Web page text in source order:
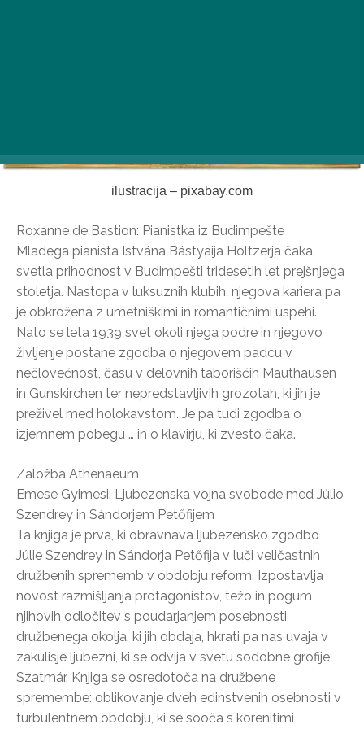
ilustracija – pixabay.com
Roxanne de Bastion: Pianistka iz Budimpešte
Mladega pianista Istvána Bástyaija Holtzerja čaka
svetla prihodnost v Budimpešti tridesetih let prejšnjega
stoletja. Nastopa v luksuznih klubih, njegova kariera pa
je obkrožena z umetniškimi in romantičnimi uspehi.
Nato se leta 1939 svet okoli njega podre in njegovo
življenje postane zgodba o njegovem padcu v
nečlovečnost, času v delovnih taboriščih Mauthausen
in Gunskirchen ter nepredstavljivih grozotah, ki jih je
preživel med holokavstom. Je pa tudi zgodba o
izjemnem pobegu … in o klavirju, ki zvesto čaka.
Založba Athenaeum
Emese Gyimesi: Ljubezenska vojna svobode med Júlio
Szendrey in Sándorjem Petőfijem
Ta knjiga je prva, ki obravnava ljubezensko zgodbo
Júlie Szendrey in Sándorja Petőfija v luči veličastnih
družbenih sprememb v obdobju reform. Izpostavlja
novost razmišljanja protagonistov, težo in pogum
njihovih odločitev s poudarjanjem posebnosti
družbenega okolja, ki jih obdaja, hkrati pa nas uvaja v
zakulisje ljubezni, ki se odvija v svetu sodobne grofije
Szatmár. Knjiga se osredotoča na družbene
spremembe: oblikovanje dveh edinstvenih osebnosti v
turbulentnem obdobju, ki se sooča s korenitimi